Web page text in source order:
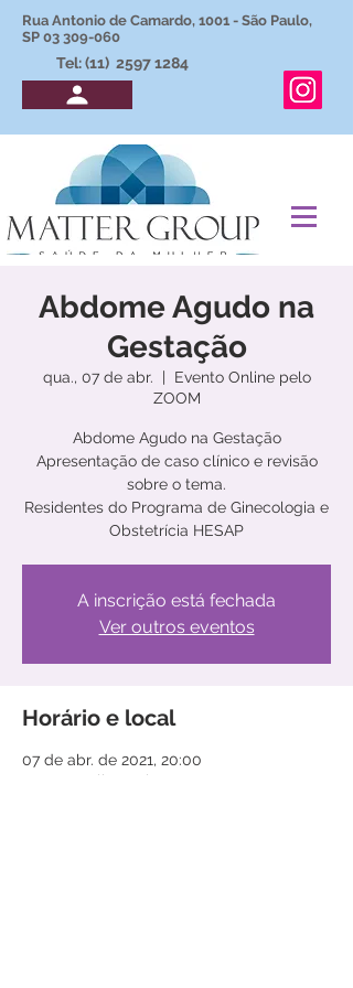
Rua Antonio de Camardo, 1001 - São Paulo,
SP 03 309-060
Tel: (11) 2597 1284
Abdome Agudo na
Gestação
qua., 07 de abr.
  |
Evento Online pelo
ZOOM
Abdome Agudo na Gestação
Apresentação de caso clínico e revisão
sobre o tema.
Residentes do Programa de Ginecologia e
Obstetrícia HESAP
A inscrição está fechada
Ver outros eventos
Horário e local
07 de abr. de 2021, 20:00
Evento Online pelo ZOOM